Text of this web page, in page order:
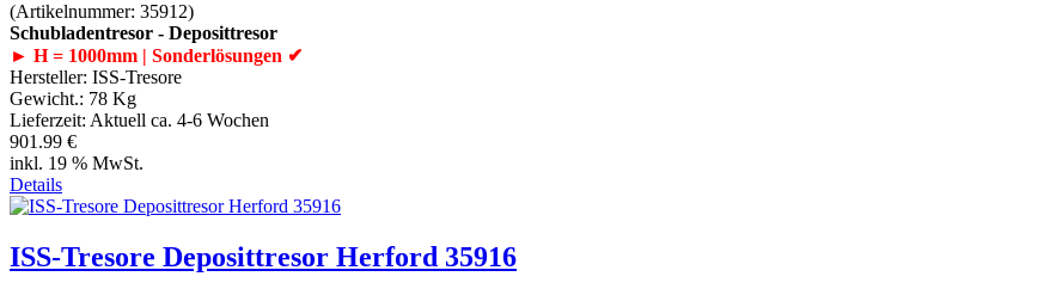
(Artikelnummer: 35912)
Schubladentresor - Deposittresor
► H = 1000mm | Sonderlösungen ✔
Hersteller: ISS-Tresore
Gewicht.: 78 Kg
Lieferzeit: Aktuell ca. 4-6 Wochen
901.99 €
inkl. 19 % MwSt.
Details
ISS-Tresore Deposittresor Herford 35916